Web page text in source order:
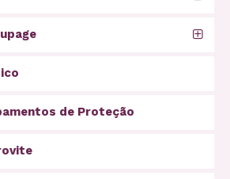
de Proteção